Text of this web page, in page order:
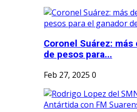
Coronel Suárez:
de pesos para...
Feb 27, 2025 0